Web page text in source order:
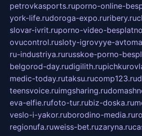
petrovkasports.ruporno-online-
york-life.rudoroga-expo.ruribery.ru
slovar-ivrit.ruporno-video-
ovucontrol.rusloty-igrovyye-
ru-industriya.rurusskoe-porno-
belgorod-day.rudigilith.ru
medic-today.rutaksu.rucomp123.ru
teensvoice.ruimgsharing.ru
eva-elfie.rufoto-tur.rubiz-doska.ru
veslo-i-yakor.ruborodino-media.ru
regionufa.ruweiss-bet.ruzaryna.ru